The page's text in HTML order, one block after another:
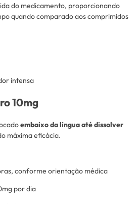
do medicamento, proporcionando
quando comparado aos comprimidos
intensa
10mg
embaixo da língua até dissolver
máxima eficácia.
conforme orientação médica
por dia